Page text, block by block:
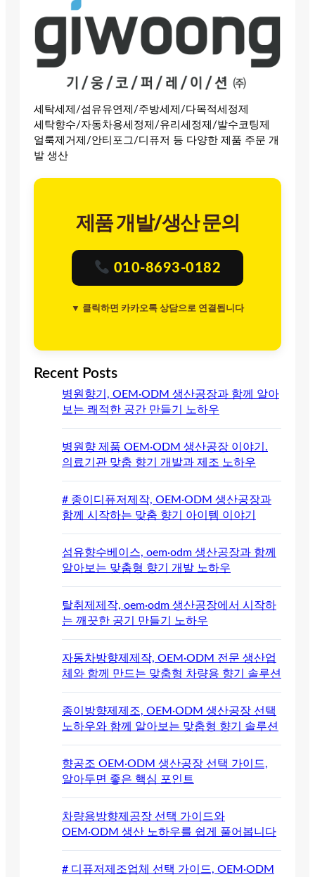
세탁세제/섬유유연제/주방세제/다목적세정제
세탁향수/자동차용세정제/유리세정제/발수코팅제
얼룩제거제/안티포그/디퓨저 등 다양한 제품 주문 개
발 생산
제품 개발/생산 문의
010-8693-0182
▼ 클릭하면 카카오톡 상담으로 연결됩니다
Recent Posts
병원향기, OEM·ODM 생산공장과 함께 알아
보는 쾌적한 공간 만들기 노하우
병원향 제품 OEM·ODM 생산공장 이야기.
의료기관 맞춤 향기 개발과 제조 노하우
# 종이디퓨저제작, OEM·ODM 생산공장과
함께 시작하는 맞춤 향기 아이템 이야기
섬유향수베이스, oem·odm 생산공장과 함께
알아보는 맞춤형 향기 개발 노하우
탈취제제작, oem·odm 생산공장에서 시작하
는 깨끗한 공기 만들기 노하우
자동차방향제제작, OEM·ODM 전문 생산업
체와 함께 만드는 맞춤형 차량용 향기 솔루션
종이방향제제조, OEM·ODM 생산공장 선택
노하우와 함께 알아보는 맞춤형 향기 솔루션
향공조 OEM·ODM 생산공장 선택 가이드,
알아두면 좋은 핵심 포인트
차량용방향제공장 선택 가이드와
OEM·ODM 생산 노하우를 쉽게 풀어봅니다
# 디퓨저제조업체 선택 가이드, OEM·ODM